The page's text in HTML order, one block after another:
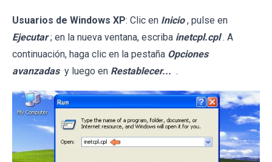
Usuarios de Windows XP: Clic en Inicio , pulse en
Ejecutar ; en la nueva ventana, escriba inetcpl.cpl . A
continuación, haga clic en la pestaña Opciones
avanzadas y luego en Restablecer... .